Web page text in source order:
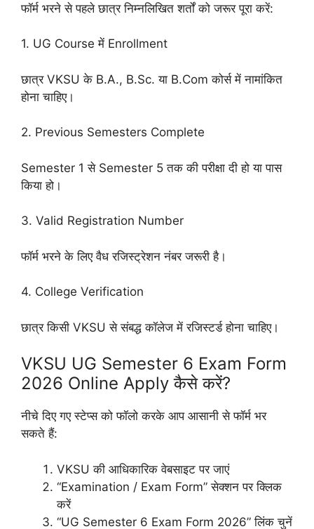
फॉर्म भरने से पहले छात्र निम्नलिखित शर्तों को जरूर पूरा करें:
1. UG Course में Enrollment
छात्र VKSU के B.A., B.Sc. या B.Com कोर्स में नामांकित
होना चाहिए।
2. Previous Semesters Complete
Semester 1 से Semester 5 तक की परीक्षा दी हो या पास
किया हो।
3. Valid Registration Number
फॉर्म भरने के लिए वैध रजिस्ट्रेशन नंबर जरूरी है।
4. College Verification
छात्र किसी VKSU से संबद्ध कॉलेज में रजिस्टर्ड होना चाहिए।
VKSU UG Semester 6 Exam Form
2026 Online Apply कैसे करें?
नीचे दिए गए स्टेप्स को फॉलो करके आप आसानी से फॉर्म भर
सकते हैं:
VKSU की आधिकारिक वेबसाइट पर जाएं
“Examination / Exam Form” सेक्शन पर क्लिक
करें
“UG Semester 6 Exam Form 2026” लिंक चुनें